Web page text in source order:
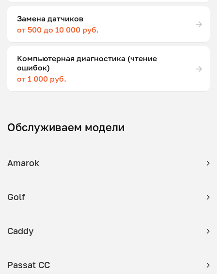
Замена датчиков
от 500 до 10 000 руб.
Компьютерная диагностика (чтение
ошибок)
от 1 000 руб.
Обслуживаем модели
Amarok
Golf
Caddy
Passat CC